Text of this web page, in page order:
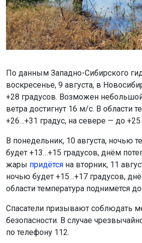
По данным Западно-Сибирского
воскресенье, 9 августа, в
+28 градусов. Возможен
ветра достигнут 16 м/с. В области
+26…+31 градус, на севере — до +25
В понедельник, 10 августа, ночью
будет +13…+15 градусов, днём
жары придётся на вторник, 11
ночью будет +15…+17 градусов,
области температура поднимется
Спасатели призывают соблюдать
безопасности. В случае
по телефону 112.